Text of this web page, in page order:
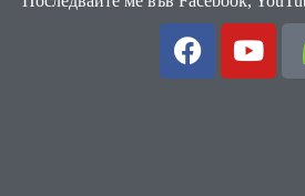
F
a
Y
o